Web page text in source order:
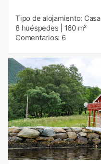
Tipo de alojamiento: Casa
8 huéspedes
160 m²
Comentarios: 6